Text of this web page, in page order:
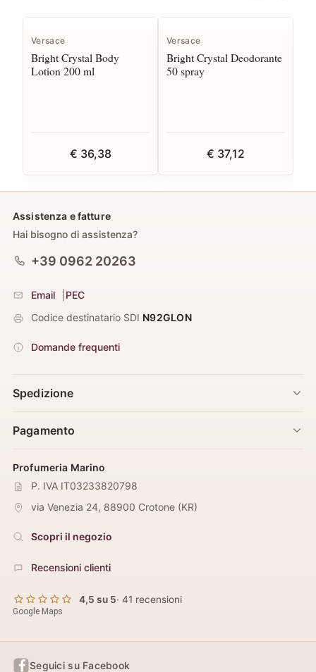
Versace
Bright Crystal Body
Lotion 200 ml
€ 36,38
Versace
Bright Crystal Deodorante
50 spray
€ 37,12
Assistenza e fatture
Hai bisogno di assistenza?
+39 0962 20263
Email
PEC
Codice destinatario SDI N92GLON
Domande frequenti
Spedizione
Pagamento
Profumeria Marino
P. IVA IT03233820798
via Venezia 24, 88900 Crotone (KR)
Scopri il negozio
Recensioni clienti
4,5 su 5· 41 recensioni
Google Maps
Seguici su Facebook